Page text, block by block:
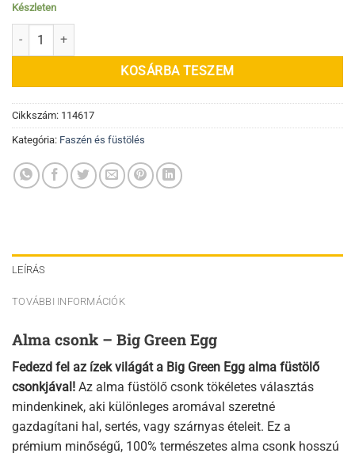
Készleten
Alma csonk mennyiség
KOSÁRBA TESZEM
Cikkszám: 114617
Kategória: Faszén és füstölés
LEÍRÁS
TOVÁBBI INFORMÁCIÓK
Alma csonk – Big Green Egg
Fedezd fel az ízek világát a Big Green Egg alma füstölő
csonkjával! Az alma füstölő csonk tökéletes választás
mindenkinek, aki különleges aromával szeretné
gazdagítani hal, sertés, vagy szárnyas ételeit. Ez a
prémium minőségű, 100% természetes alma csonk hosszú